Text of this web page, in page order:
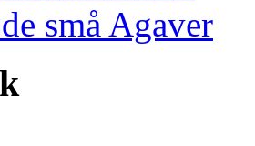
små Agaver